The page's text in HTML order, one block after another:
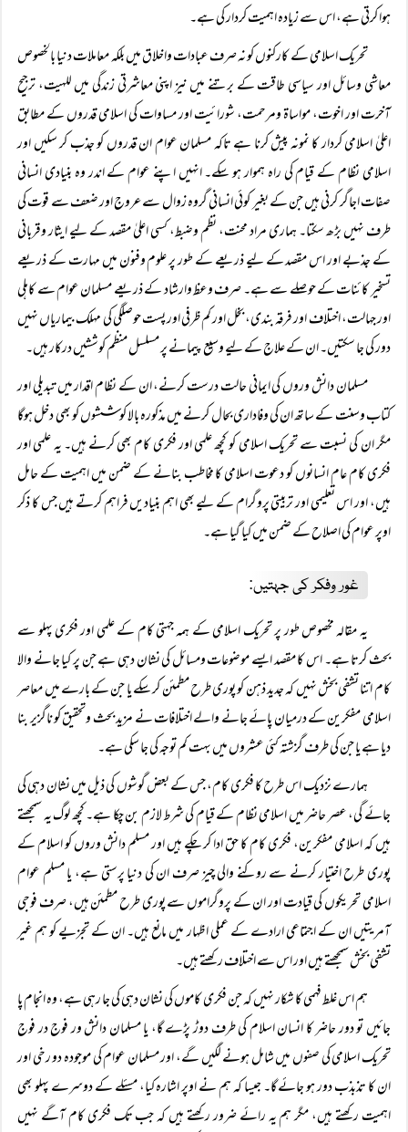
ہوا کرتی ہے، اس سے زیادہ اہمیت کردار کی ہے۔
تحریک اسلامی کے کارکنوں کو نہ صرف عبادات واخلاق میں بلکہ معاملات دنیا بالخصوص
معاشی وسائل اور سیاسی طاقت کے برتنے میں نیز اپنی معاشرتی زندگی میں للہیت، ترجیح
آخرت اور اخوت، مواساۃ ومرحمت، شورائیت اور مساوات کی اسلامی قدروں کے مطابق
اعلیٰ اسلامی کردار کا نمونہ پیش کرنا ہے تاکہ مسلمان عوام ان قدروں کو جذب کر سکیں اور
اسلامی نظام کے قیام کی راہ ہموار ہو سکے۔ انہیں اپنے عوام کے اندر وہ بنیادی انسانی
صفات اجاگر کرنی ہیں جن کے بغیر کوئی انسانی گروہ زوال سے عروج اور ضعف سے قوت کی
طرف نہیں بڑھ سکتا۔ ہماری مراد محنت، نظم وضبط، کسی اعلیٰ مقصد کے لیے ایثار وقربانی
کے جذبے اور اس مقصد کے لیے ذریعے کے طور پر علوم وفنون میں مہارت کے ذریعے
تسخیر کائنات کے حوصلے سے ہے۔ صرف وعظ وارشاد کے ذریعے مسلمان عوام سے کاہلی
اور جہالت، اختلاف اور فرقہ بندی، بخل اور کم ظرفی اور پست حوصلگی کی مہلک بیماریاں نہیں
دور کی جا سکتیں۔ ان کے علاج کے لیے وسیع پیمانے پر مسلسل منظم کوششیں درکار ہیں۔
مسلمان دانش وروں کی ایمانی حالت درست کرنے، ان کے نظام اقدار میں تبدیلی اور
کتاب وسنت کے ساتھ ان کی وفاداری بحال کرنے میں مذکورہ بالا کوششوں کو بھی دخل ہوگا
مگر ان کی نسبت سے تحریک اسلامی کو کچھ علمی اور فکری کام بھی کرنے ہیں۔ یہ علمی اور
فکری کام عام انسانوں کو دعوت اسلامی کا مخاطب بنانے کے ضمن میں اہمیت کے حامل
ہیں، اور اس تعلیمی اور تربیتی پروگرام کے لیے بھی اہم بنیادیں فراہم کرتے ہیں جس کا ذکر
اوپر عوام کی اصلاح کے ضمن میں کیا گیا ہے۔
غور وفکر کی جہتیں:
یہ مقالہ مخصوص طور پر تحریک اسلامی کے ہمہ جہتی کام کے علمی اور فکری پہلو سے
بحث کرتا ہے۔ اس کا مقصد ایسے موضوعات ومسائل کی نشان دہی ہے جن پر کیا جانے والا
کام اتنا تشفی بخش نہیں کہ جدید ذہن کو پوری طرح مطمئن کر سکے یا جن کے بارے میں معاصر
اسلامی مفکرین کے درمیان پائے جانے والے اختلافات نے مزید بحث وتحقیق کو ناگزیر بنا
دیا ہے یا جن کی طرف گزشتہ کئی عشروں میں بہت کم توجہ کی جا سکی ہے۔
ہمارے نزدیک اس طرح کا فکری کام، جس کے بعض گوشوں کی ذیل میں نشان دہی کی
جائے گی، عصر حاضر میں اسلامی نظام کے قیام کی شرط لازم بن چکا ہے۔ کچھ لوگ یہ سمجھتے
ہیں کہ اسلامی مفکرین، فکری کام کا حق ادا کر چکے ہیں اور مسلم دانش وروں کو اسلام کے
پوری طرح اختیار کرنے سے روکنے والی چیز صرف ان کی دنیا پرستی ہے، یا مسلم عوام
اسلامی تحریکوں کی قیادت اور ان کے پروگراموں سے پوری طرح مطمئن ہیں، صرف فوجی
آمریتیں ان کے اجتماعی ارادے کے عملی اظہار میں مانع ہیں۔ ان کے تجزیے کو ہم غیر
تشفی بخش سمجھتے ہیں اور اس سے اختلاف رکھتے ہیں۔
ہم اس غلط فہمی کا شکار نہیں کہ جن فکری کاموں کی نشان دہی کی جا رہی ہے، وہ انجام پا
جائیں تو دور حاضر کا انسان اسلام کی طرف دوڑ پڑے گا، یا مسلمان دانش ور فوج در فوج
تحریک اسلامی کی صفوں میں شامل ہونے لگیں گے، اور مسلمان عوام کی موجودہ دو رخی اور
ان کا تذبذب دور ہو جائے گا۔ جیسا کہ ہم نے اوپر اشارہ کیا، مسئلے کے دوسرے پہلو بھی
اہمیت رکھتے ہیں، مگر ہم یہ رائے ضرور رکھتے ہیں کہ جب تک فکری کام آگے نہیں